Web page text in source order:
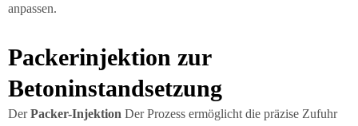
anpassen.
Packerinjektion zur
Betoninstandsetzung
DerPacker-Injektion Der Prozess ermöglicht die präzise Zufuhr